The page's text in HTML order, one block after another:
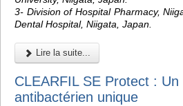
3- Division of Hospital Pharmacy,
Dental Hospital, Niigata, Japan.
Lire la suite...
CLEARFIL SE Protect :
antibactérien unique